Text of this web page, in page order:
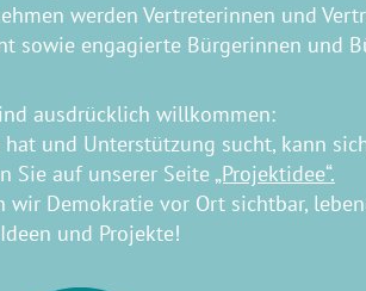
werden Vertreterinnen und
sowie engagierte Bürgerinnen und
ausdrücklich willkommen:
hat und Unterstützung sucht, kann
Sie auf unserer Seite „Projektidee“.
wir Demokratie vor Ort sichtbar,
und Projekte!